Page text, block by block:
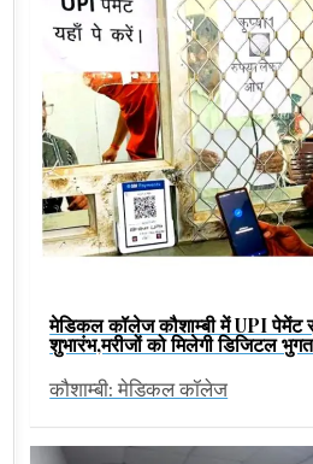
मेडिकल कॉलेज कौशाम्बी में UPI पेमेंट
शुभारंभ,मरीजों को मिलेगी डिजिटल
कौशाम्बी: मेडिकल कॉलेज